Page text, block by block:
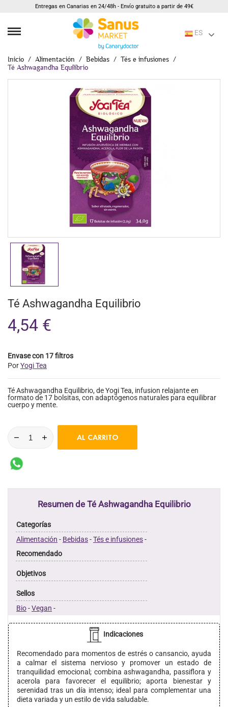
Entregas en Canarias en 24/48h - Envío gratuito a partir de 49€
ES
Inicio Alimentación Bebidas
Tés e infusiones
Té Ashwagandha Equilibrio
Té Ashwagandha Equilibrio
4,54 €
Envase con 17 filtros
PorYogi Tea
Té Ashwagandha Equilibrio, de Yogi Tea, infusion relajante en
formato de 17 bolsitas, con adaptógenos naturales para equilibrar
cuerpo y mente.
AL CARRITO
Resumen de Té Ashwagandha Equilibrio
Categorías
Alimentación - Bebidas-Tés e infusiones-
Recomendado
Objetivos
Sellos
Bio-Vegan -
Indicaciones
Recomendado para momentos de estrés o cansancio, ayuda
a calmar el sistema nervioso y promover un estado de
tranquilidad emocional; combina ashwagandha, passiflora y
acerola para favorecer el equilibrio; aporta bienestar y
serenidad tras un día intenso; ideal para complementar una
dieta variada y un estilo de vida saludable.